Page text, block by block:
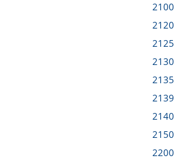
2100
2120
2125
2130
2135
2139
2140
2150
2200